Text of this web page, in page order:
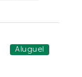
Aluguel